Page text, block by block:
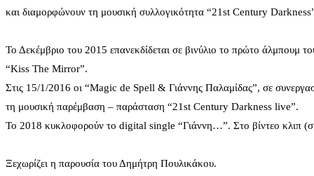
και διαμορφώνουν τη μουσική συλλογικότητα “21st Century
Το Δεκέμβριο του 2015 επανεκδίδεται σε βινύλιο το πρώτο
“Kiss The Mirror”.
Στις 15/1/2016 οι “Magic de Spell & Γιάννης Παλαμίδας”, σε
τη μουσική παρέμβαση – παράσταση “21st Century Darkness live”.
To 2018 κυκλοφορούν το digital single “Γιάννη…”. Στο βίντεο κλιπ
Ξεχωρίζει η παρουσία του Δημήτρη Πουλικάκου.